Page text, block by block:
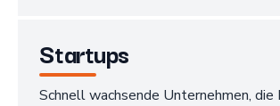
Startups
Schnell wachsende Unternehmen,